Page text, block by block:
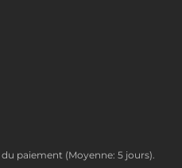
paiement (Moyenne: 5 jours).